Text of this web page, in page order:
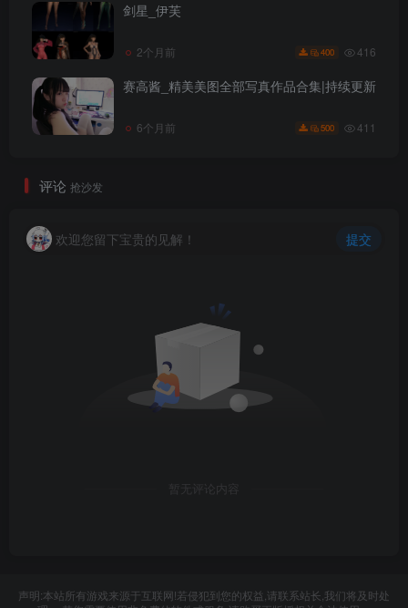
剑星_伊芙
2个月前 400 416
赛高酱_精美美图全部写真作品合集|持续更新
6个月前 500 411
评论 抢沙发
欢迎您留下宝贵的见解！ 提交
暂无评论内容
声明:本站所有游戏来源于互联网!若侵犯到您的权益,请联系站长,我们将及时处